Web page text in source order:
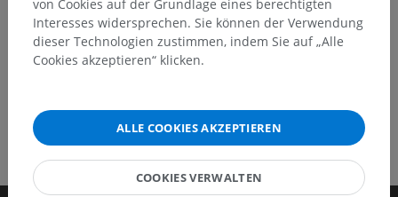
von Cookies auf der Grundlage eines berechtigten
Interesses widersprechen. Sie können der Verwendung
dieser Technologien zustimmen, indem Sie auf „Alle
Cookies akzeptieren“ klicken.
ALLE COOKIES AKZEPTIEREN
COOKIES VERWALTEN